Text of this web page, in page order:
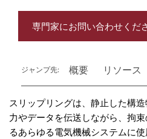
専門家にお問い合わせくだ
ジャンプ先: 概要 リソース
スリップリングは、静止した構
力やデータを伝送しながら、拘
るあらゆる電気機械システムに